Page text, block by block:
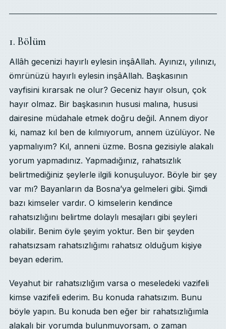
1. Bölüm
Allâh gecenizi hayırlı eylesin inşâAllah. Ayınızı, yılınızı,
ömrünüzü hayırlı eylesin inşâAllah. Başkasının
vayfisini kırarsak ne olur? Geceniz hayır olsun, çok
hayır olmaz. Bir başkasının hususi malına, hususi
dairesine müdahale etmek doğru değil. Annem diyor
ki, namaz kıl ben de kılmıyorum, annem üzülüyor. Ne
yapmalıyım? Kıl, anneni üzme. Bosna gezisiyle alakalı
yorum yapmadınız. Yapmadığınız, rahatsızlık
belirtmediğiniz şeylerle ilgili konuşuluyor. Böyle bir şey
var mı? Bayanların da Bosna’ya gelmeleri gibi. Şimdi
bazı kimseler vardır. O kimselerin kendince
rahatsızlığını belirtme dolaylı mesajları gibi şeyleri
olabilir. Benim öyle şeyim yoktur. Ben bir şeyden
rahatsızsam rahatsızlığımı rahatsız olduğum kişiye
beyan ederim.
Veyahut bir rahatsızlığım varsa o meseledeki vazifeli
kimse vazifeli ederim. Bu konuda rahatsızım. Bunu
böyle yapın. Bu konuda ben eğer bir rahatsızlığımla
alakalı bir yorumda bulunmuyorsam, o zaman